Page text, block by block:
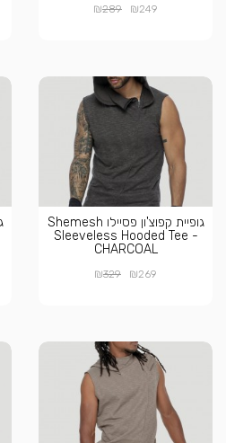
₪249
₪289
גופיית קפוצ'ון פסיילו Shemesh
Sleeveless Hooded Tee -
CHARCOAL
₪269
₪329